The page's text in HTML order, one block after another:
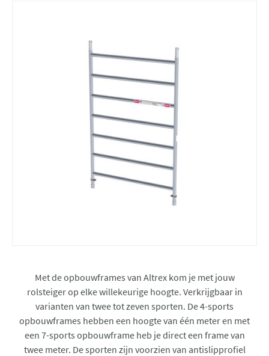
Met de opbouwframes van Altrex kom je met jouw
rolsteiger op elke willekeurige hoogte. Verkrijgbaar in
varianten van twee tot zeven sporten. De 4-sports
opbouwframes hebben een hoogte van één meter en met
een 7-sports opbouwframe heb je direct een frame van
twee meter. De sporten zijn voorzien van antislipprofiel